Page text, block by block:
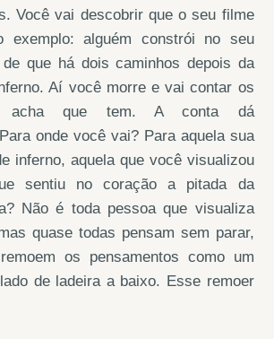
Você vai descobrir que o seu filme
exemplo: alguém constrói no seu
que há dois caminhos depois da
Aí você morre e vai contar os
acha que tem. A conta dá
onde você vai? Para aquela sua
inferno, aquela que você visualizou
sentiu no coração a pitada da
Não é toda pessoa que visualiza
quase todas pensam sem parar,
os pensamentos como um
de ladeira a baixo. Esse remoer